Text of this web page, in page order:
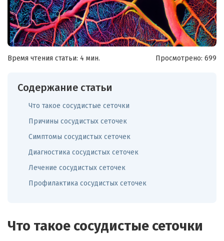
Время чтения статьи: 4 мин. Просмотрено: 699
Содержание статьи
Что такое сосудистые сеточки
Причины сосудистых сеточек
Симптомы сосудистых сеточек
Диагностика сосудистых сеточек
Лечение сосудистых сеточек
Профилактика сосудистых сеточек
Что такое сосудистые сеточки